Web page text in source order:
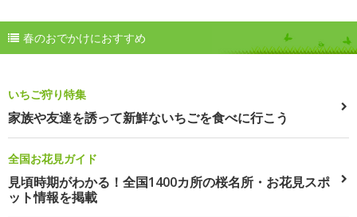
春のおでかけにおすすめ
いちご狩り特集
家族や友達を誘って新鮮ないちごを食べに行こう
全国お花見ガイド
見頃時期がわかる！全国1400カ所の桜名所・お花見スポ
ット情報を掲載